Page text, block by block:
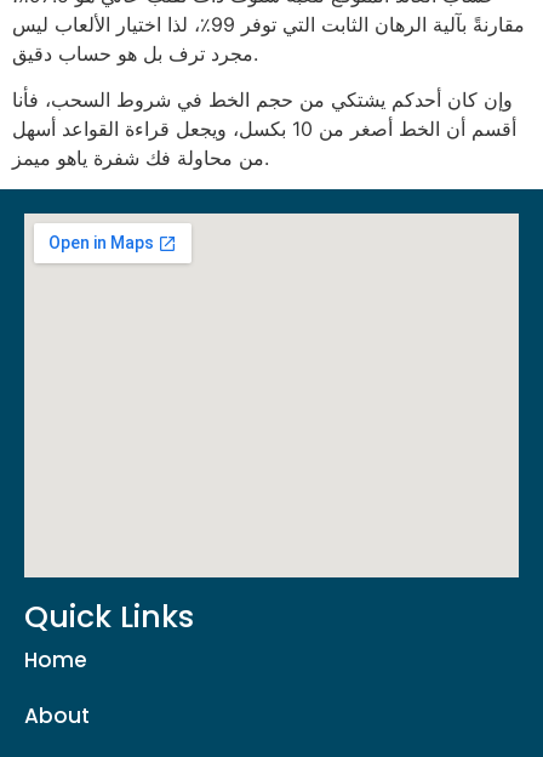
مقارنةً بآلية الرهان الثابت التي توفر 99٪، لذا اختيار الألعاب ليس
مجرد ترف بل هو حساب دقيق.
وإن كان أحدكم يشتكي من حجم الخط في شروط السحب، فأنا
أقسم أن الخط أصغر من 10 بكسل، ويجعل قراءة القواعد أسهل
من محاولة فك شفرة ياهو ميمز.
Quick Links
Home
About